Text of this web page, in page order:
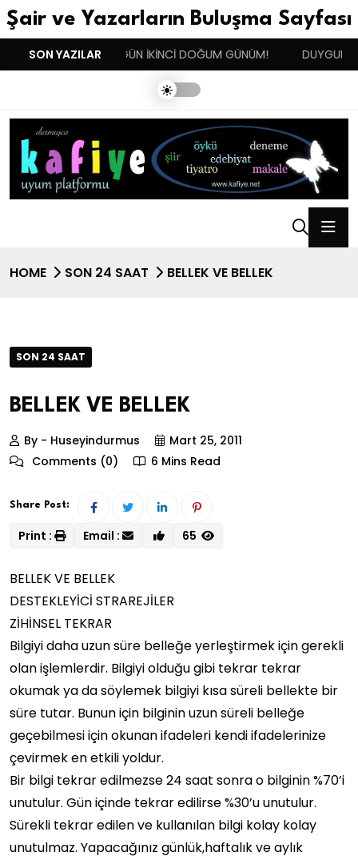
Şair ve Yazarların Buluşma Sayfası
SON YAZILAR
BENIM BUGÜN İKİNCİ DOĞUM GÜNÜM! DUYGULARIN
HOME SON 24 SAAT BELLEK VE BELLEK
SON 24 SAAT
BELLEK VE BELLEK
By - Huseyindurmus
Mart 25, 2011
Comments (0)
6 Mins Read
Share Post:
Print : Email : 65
BELLEK VE BELLEK
DESTEKLEYİCİ STRAREJİLER
ZİHİNSEL TEKRAR
Bilgiyi daha uzun süre belleğe yerleştirmek için gerekli
olan işlemlerdir. Bilgiyi olduğu gibi tekrar tekrar
okumak ya da söylemek bilgiyi kısa süreli bellekte bir
süre tutar. Bunun için bilginin uzun süreli belleğe
geçebilmesi için okunan ifadeleri kendi ifadelerinize
çevirmek en etkili yoldur.
Bir bilgi tekrar edilmezse 24 saat sonra o bilginin %70’i
unutulur. Gün içinde tekrar edilirse %30’u unutulur.
Sürekli tekrar edilen ve kullanılan bilgi kolay kolay
unutulmaz. Yapacağınız günlük,haftalık ve aylık